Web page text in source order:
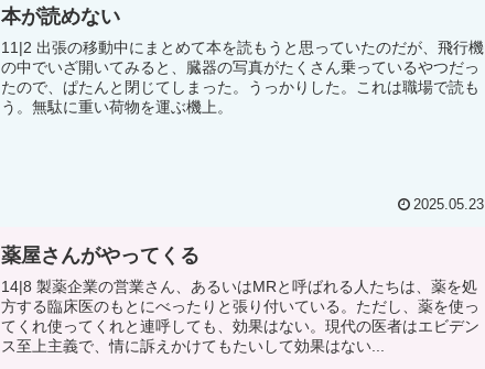
本が読めない
11|2 出張の移動中にまとめて本を読もうと思っていたのだが、飛行機
の中でいざ開いてみると、臓器の写真がたくさん乗っているやつだっ
たので、ぱたんと閉じてしまった。うっかりした。これは職場で読も
う。無駄に重い荷物を運ぶ機上。
2025.05.23
薬屋さんがやってくる
14|8 製薬企業の営業さん、あるいはMRと呼ばれる人たちは、薬を処
方する臨床医のもとにべったりと張り付いている。ただし、薬を使っ
てくれ使ってくれと連呼しても、効果はない。現代の医者はエビデン
ス至上主義で、情に訴えかけてもたいして効果はない...